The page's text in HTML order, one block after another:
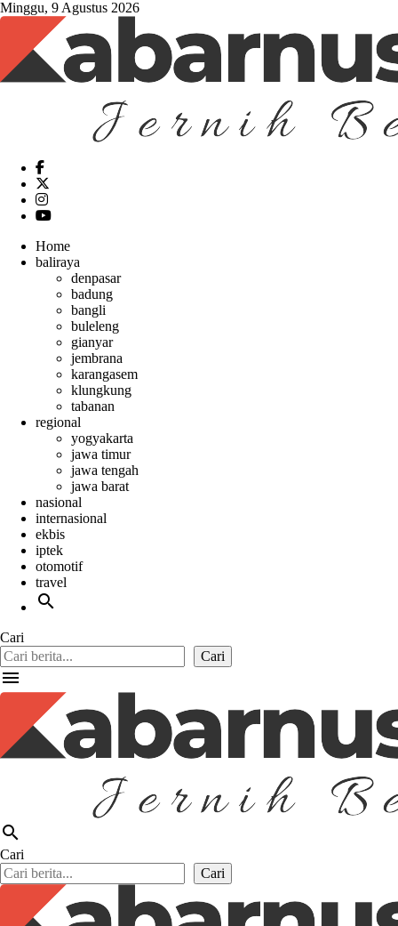
Minggu, 9 Agustus 2026
Home
baliraya
denpasar
badung
bangli
buleleng
gianyar
jembrana
karangasem
klungkung
tabanan
regional
yogyakarta
jawa timur
jawa tengah
jawa barat
nasional
internasional
ekbis
iptek
otomotif
travel
search
Cari
Cari
menu
search
Cari
Cari